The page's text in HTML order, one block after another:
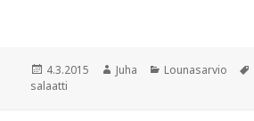
o
w
)
w
Posted
on
4.3.2015 Author
Juha Categories
Lounasarvio
salaatti